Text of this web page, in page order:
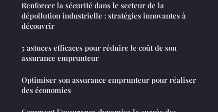
Renforcer la sécurité dans le secteur de la
dépollution industrielle : stratégies innovantes à
découvrir
5 astuces efficaces pour réduire le coût de son
assurance emprunteur
Optimiser son assurance emprunteur pour réaliser
des économies